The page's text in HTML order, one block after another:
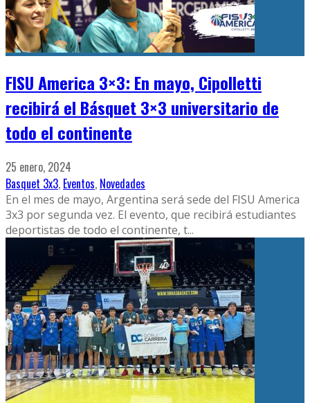
FISU America 3×3: En mayo, Cipolletti
recibirá el Básquet 3×3 universitario de
todo el continente
25 enero, 2024
Basquet 3x3, Eventos, Novedades
En el mes de mayo, Argentina será sede del FISU America
3x3 por segunda vez. El evento, que recibirá estudiantes
deportistas de todo el continente, t...